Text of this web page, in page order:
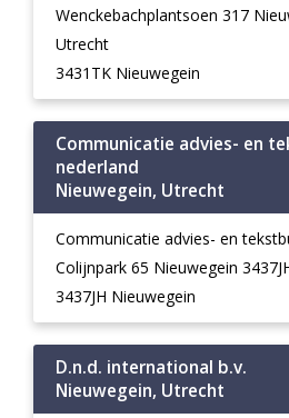
Wenckebachplantsoen 317
Utrecht
3431TK Nieuwegein
Communicatie advies- en
nederland
Nieuwegein, Utrecht
Communicatie advies- en
Colijnpark 65 Nieuwegein
3437JH Nieuwegein
D.n.d. international b.v.
Nieuwegein, Utrecht